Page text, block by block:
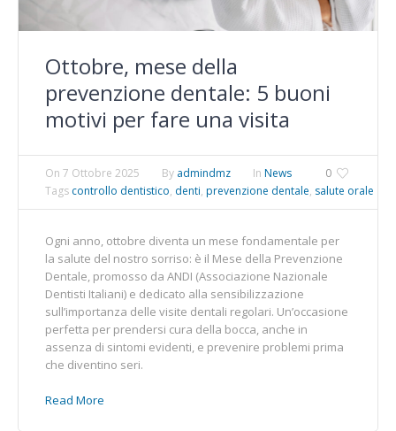
Ottobre, mese della
prevenzione dentale: 5 buoni
motivi per fare una visita
0
On 7 Ottobre 2025 By admindmz In News
Tags controllo dentistico, denti, prevenzione dentale, salute orale
Ogni anno, ottobre diventa un mese fondamentale per
la salute del nostro sorriso: è il Mese della Prevenzione
Dentale, promosso da ANDI (Associazione Nazionale
Dentisti Italiani) e dedicato alla sensibilizzazione
sull’importanza delle visite dentali regolari. Un’occasione
perfetta per prendersi cura della bocca, anche in
assenza di sintomi evidenti, e prevenire problemi prima
che diventino seri.
Read More